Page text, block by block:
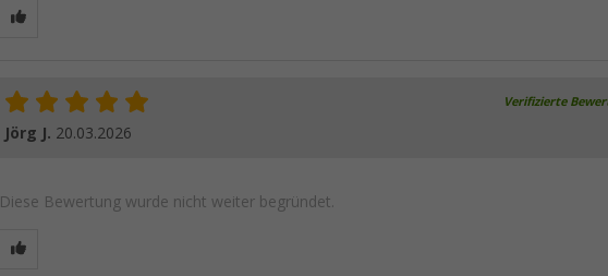
Verifizierte
Jörg J. 20.03.2026
Diese Bewertung wurde nicht weiter begründet.